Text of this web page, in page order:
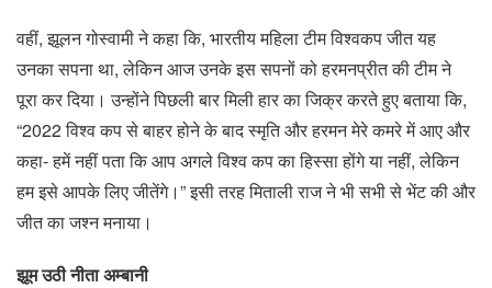
वहीं, झूलन गोस्वामी ने कहा कि, भारतीय महिला टीम विश्वकप जीत यह
उनका सपना था, लेकिन आज उनके इस सपनों को हरमनप्रीत की टीम ने
पूरा कर दिया। उन्होंने पिछली बार मिली हार का जिक्र करते हुए बताया कि,
“2022 विश्व कप से बाहर होने के बाद स्मृति और हरमन मेरे कमरे में आए और
कहा- हमें नहीं पता कि आप अगले विश्व कप का हिस्सा होंगे या नहीं, लेकिन
हम इसे आपके लिए जीतेंगे।” इसी तरह मिताली राज ने भी सभी से भेंट की और
जीत का जश्न मनाया।
झूम उठी नीता अम्बानी